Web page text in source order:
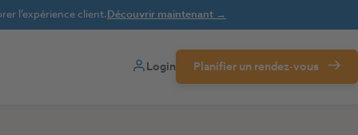
l’expérience client.Découvrir maintenant →
Login Planifier un rendez-vous